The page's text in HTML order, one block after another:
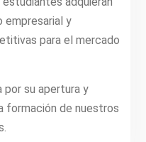
empresarial y
para el mercado
por su apertura y
formación de nuestros